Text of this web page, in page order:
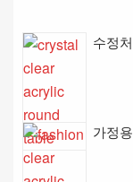
수정
가정